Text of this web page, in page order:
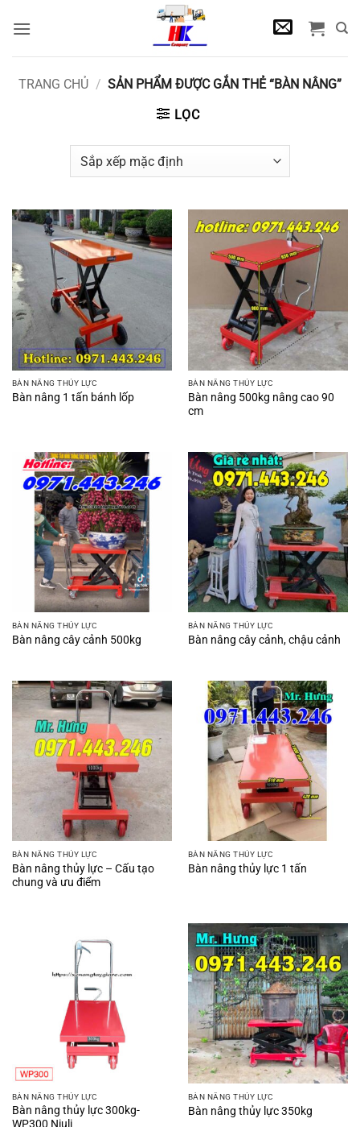
qua
TRANG CHỦ / SẢN PHẨM ĐƯỢC GẮN THẺ “BÀN NÂNG”
LỌC
BÀN NÂNG THỦY LỰC
Bàn nâng 1 tấn bánh lốp
BÀN NÂNG THỦY LỰC
Bàn nâng 500kg nâng cao 90
cm
BÀN NÂNG THỦY LỰC
Bàn nâng cây cảnh 500kg
BÀN NÂNG THỦY LỰC
Bàn nâng cây cảnh, chậu cảnh
BÀN NÂNG THỦY LỰC
Bàn nâng thủy lực – Cấu tạo
chung và ưu điểm
BÀN NÂNG THỦY LỰC
Bàn nâng thủy lực 1 tấn
BÀN NÂNG THỦY LỰC
Bàn nâng thủy lực 300kg-
WP300 Niuli
BÀN NÂNG THỦY LỰC
Bàn nâng thủy lực 350kg